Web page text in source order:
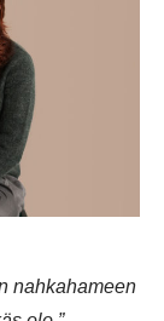
nahkahameen